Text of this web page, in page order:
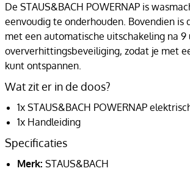
De STAUS&BACH POWERNAP is
eenvoudig te onderhouden. Bovendien is
met een automatische uitschakeling na 9
oververhittingsbeveiliging, zodat je met
kunt ontspannen.
Wat zit er in de doos?
1x STAUS&BACH POWERNAP
1x Handleiding
Specificaties
Merk: STAUS&BACH